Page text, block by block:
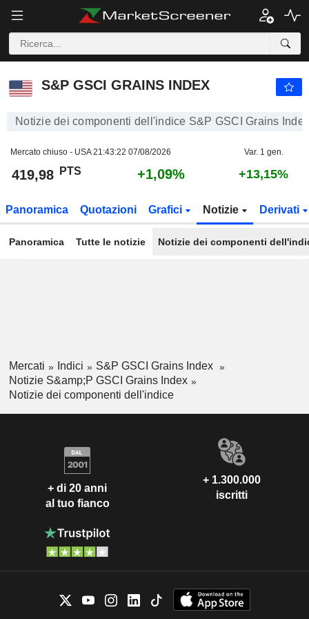
S&P GSCI GRAINS INDEX
S&P GSCI GRAINS INDEX
Notizie dei componenti dell'indice S&P GSCI Grains Index
Mercato chiuso - USA21:43:22 07/08/2026 Var. 1 gen.
419,98 PTS +1,09% +13,15%
Panoramica Quotazioni Grafici Notizie Derivati
Panoramica Tutte le notizie Notizie dei componenti
Mercati Indici
S&P GSCI Grains Index
Notizie S&amp;P GSCI Grains Index
Notizie dei componenti dell'indice
+ di 20 anni
al tuo fianco
+ 1.300.000
iscritti